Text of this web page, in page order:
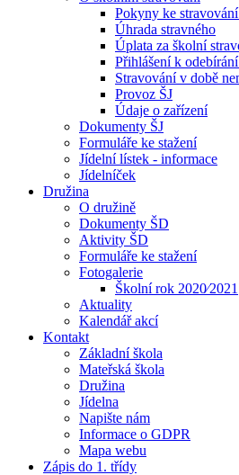
Pokyny ke
Úhrada stravného
Úplata za školní
Přihlášení k
Stravování v době
Provoz ŠJ
Údaje o zařízení
Dokumenty ŠJ
Formuláře ke stažení
Jídelní lístek - informace
Jídelníček
Družina
O družině
Dokumenty ŠD
Aktivity ŠD
Formuláře ke stažení
Fotogalerie
Školní rok 2020⁄2021
Aktuality
Kalendář akcí
Kontakt
Základní škola
Mateřská škola
Družina
Jídelna
Napište nám
Informace o GDPR
Mapa webu
Zápis do 1. třídy